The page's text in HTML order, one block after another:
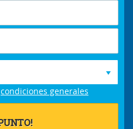
condiciones generales